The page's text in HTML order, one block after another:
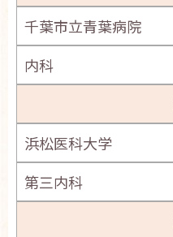
千葉市立青葉病院
内科
浜松医科大学
第三内科